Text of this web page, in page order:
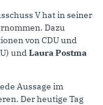
V hat in seiner
Dazu
von CDU und
und Laura Postma
Aussage im
Der heutige Tag